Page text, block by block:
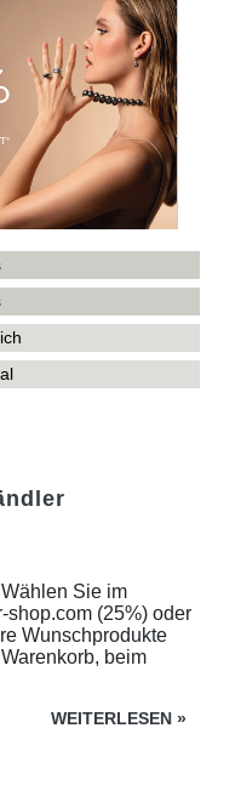
Sie im
(25%) oder
Wunschprodukte
beim
WEITERLESEN »